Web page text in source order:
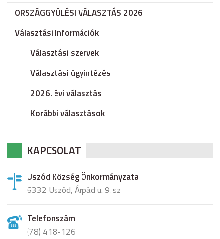
ORSZÁGGYÜLÉSI VÁLASZTÁS 2026
Választási Információk
Választási szervek
Választási ügyintézés
2026. évi választás
Korábbi választások
KAPCSOLAT
Uszód Község Önkormányzata
6332 Uszód, Árpád u. 9. sz
Telefonszám
(78) 418-126